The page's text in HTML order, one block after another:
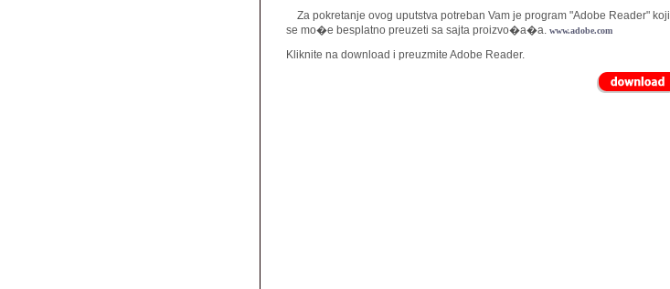
Za pokretanje ovog uputstva potreban Vam je program "Adobe Reader" koji
se mo�e besplatno preuzeti sa sajta proizvo�a�a. www.adobe.com
Kliknite na download i preuzmite Adobe Reader.